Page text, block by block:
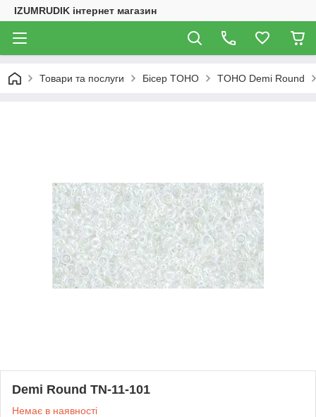
IZUMRUDIK інтернет магазин
Товари та послуги Бісер TOHO TOHO Demi Round
Demi Round TN-11-101
Немає в наявності